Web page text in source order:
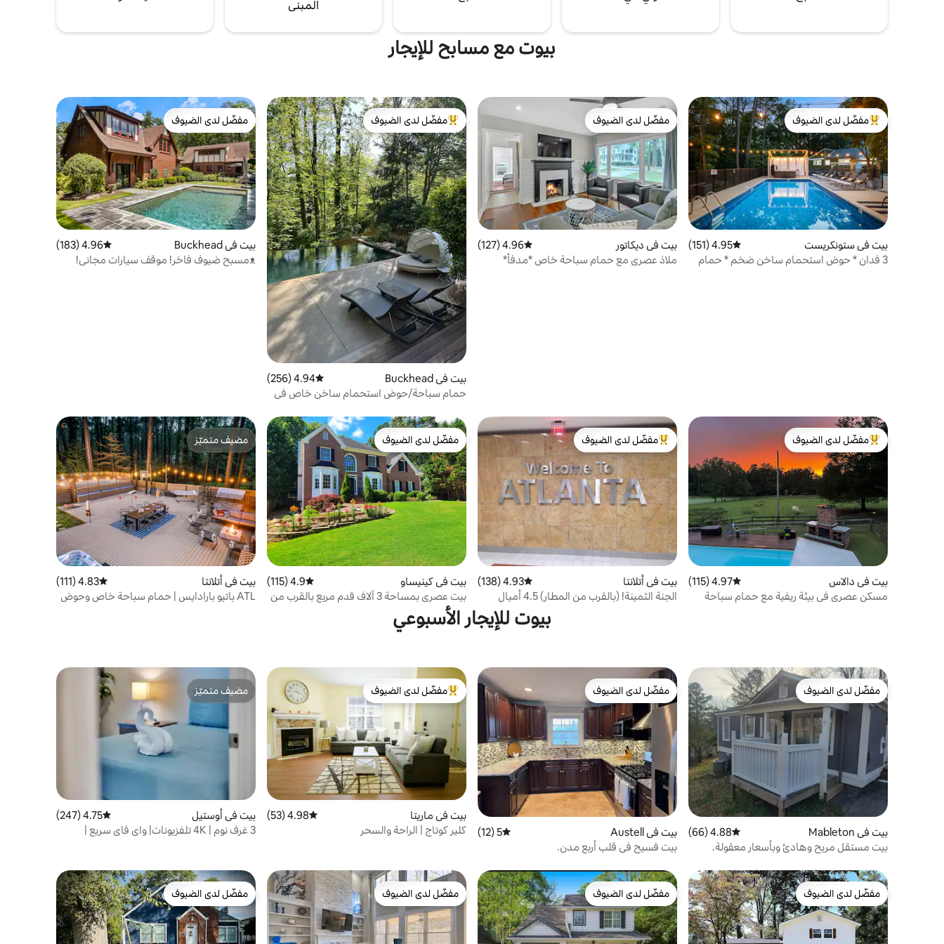
المبنى
بيوت مع مسابح للإيجار
من أبرز البيوت المفضّلة لدى الضيوف
مفضّل لدى الضيوف
بيت في ستونكريست متوسط التقييم 4.95 من 5، 151 مراجعات
4.95 (151)
3 فدان * حوض استحمام ساخن ضخم * حمام
مفضّل لدى الضيوف
مفضّل لدى الضيوف
بيت في ديكاتور متوسط التقييم 4.96 من 5، 127 مراجعات
4.96 (127)
ملاذ عصري مع حمام سباحة خاص *مدفأ*
من أبرز البيوت المفضّلة لدى الضيوف
مفضّل لدى الضيوف
بيت في Buckhead متوسط التقييم 4.94 من 5، 256 مراجعات
4.94 (256)
حمام سباحة/حوض استحمام ساخن خاص في
مفضّل لدى الضيوف
مفضّل لدى الضيوف
بيت في Buckhead متوسط التقييم 4.96 من 5، 183 مراجعات
4.96 (183)
ᴥمسبح ضيوف فاخر! موقف سيارات مجاني!
من أبرز البيوت المفضّلة لدى الضيوف
مفضّل لدى الضيوف
بيت في دالاس متوسط التقييم 4.97 من 5، 115 مراجعات
4.97 (115)
مسكن عصري في بيئة ريفية مع حمام سباحة
من أبرز البيوت المفضّلة لدى الضيوف
مفضّل لدى الضيوف
بيت في أتلانتا متوسط التقييم 4.93 من 5، 138 مراجعات
4.93 (138)
الجنة الثمينة! (بالقرب من المطار) 4.5 أميال
مفضّل لدى الضيوف
مفضّل لدى الضيوف
بيت في كينيساو متوسط التقييم 4.9 من 5، 115 مراجعات
4.9 (115)
بيت عصري بمساحة 3 آلاف قدم مربع بالقرب من
جامعة ولاية كنتاكي ووسط المدينة
مضيف متميّز
مضيف متميّز
بيت في أتلانتا متوسط التقييم 4.83 من 5، 111 مراجعات
4.83 (111)
ATL باتيو بارادايس | حمام سباحة خاص وحوض
بيوت للإيجار الأسبوعي
مفضّل لدى الضيوف
مفضّل لدى الضيوف
بيت في Mableton متوسط التقييم 4.88 من 5، 66 مراجعات
4.88 (66)
بيت مستقل مريح وهادئ وبأسعار معقولة.
مفضّل لدى الضيوف
مفضّل لدى الضيوف
بيت في Austell متوسط التقييم 5 من 5، 12 مراجعات
5 (12)
بيت فسيح في قلب أربع مدن.
من أبرز البيوت المفضّلة لدى الضيوف
مفضّل لدى الضيوف
بيت في ماريتا متوسط التقييم 4.98 من 5، 53 مراجعات
4.98 (53)
كلير كوتاج | الراحة والسحر
مضيف متميّز
مضيف متميّز
بيت في أوستيل متوسط التقييم 4.75 من 5، 247 مراجعات
4.75 (247)
3 غرف نوم | 4K تلفزيونات| واي فاي سريع |
مفضّل لدى الضيوف
مفضّل لدى الضيوف
مفضّل لدى الضيوف
مفضّل لدى الضيوف
مفضّل لدى الضيوف
مفضّل لدى الضيوف
مفضّل لدى الضيوف
مفضّل لدى الضيوف